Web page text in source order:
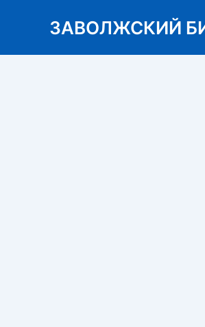
ЗАВОЛЖСКИЙ